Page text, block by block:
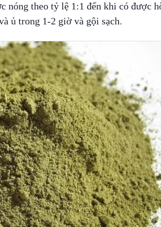
nóng theo tỷ lệ 1:1 đến khi có được
ủ trong 1-2 giờ và gội sạch.